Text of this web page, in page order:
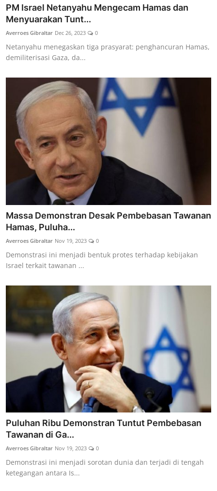
PM Israel Netanyahu Mengecam Hamas dan
Menyuarakan Tunt...
Averroes Gibraltar Dec 26, 2023 0
Netanyahu menegaskan tiga prasyarat: penghancuran Hamas,
demiliterisasi Gaza, da...
Massa Demonstran Desak Pembebasan Tawanan
Hamas, Puluha...
Averroes Gibraltar Nov 19, 2023 0
Demonstrasi ini menjadi bentuk protes terhadap kebijakan
Israel terkait tawanan ...
Puluhan Ribu Demonstran Tuntut Pembebasan
Tawanan di Ga...
Averroes Gibraltar Nov 19, 2023 0
Demonstrasi ini menjadi sorotan dunia dan terjadi di tengah
ketegangan antara Is...